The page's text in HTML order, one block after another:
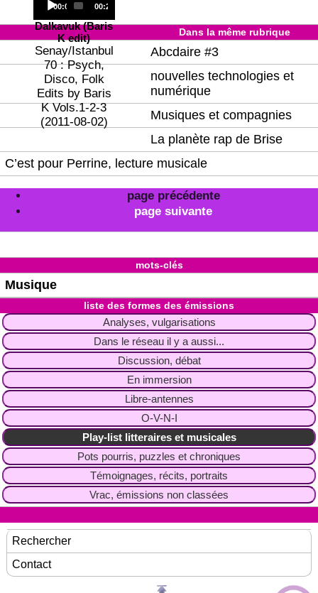
Player
Current
00:00
Total
00:22
Dalkavuk (Baris
K edit)
Senay/Istanbul
70 : Psych,
Disco, Folk
Edits by Baris
K Vols.1-2-3
(2011-08-02)
Dans la même rubrique
Abcdaire #3
nouvelles technologies et
numérique
Musiques et compagnies
La planète rap de Brise
C’est pour Perrine, lecture musicale
page précédente
page suivante
mots-clés
Musique
liste des formes des émissions
Analyses, vulgarisations
Dans le réseau il y a aussi...
Discussion, débat
En immersion
Libre-antennes
O-V-N-I
Play-list litteraires et musicales
Pots pourris, puzzles et chroniques
Témoignages, récits, portraits
Vrac, émissions non classées
Rechercher
Contact